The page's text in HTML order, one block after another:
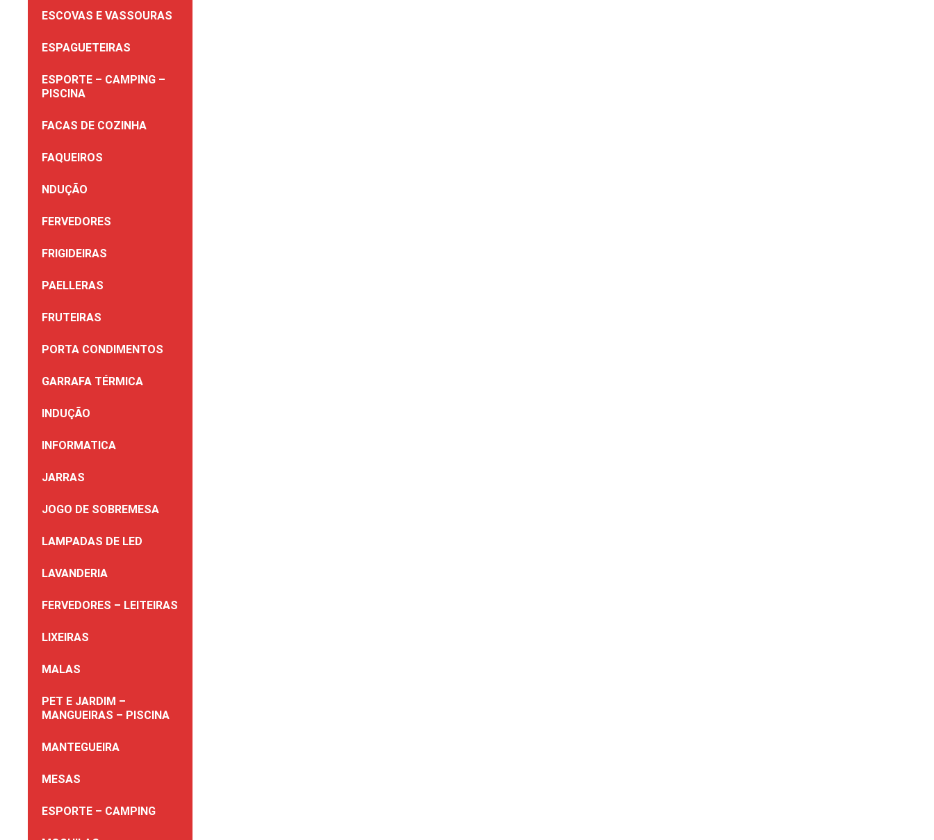
ESCOVAS E VASSOURAS
ESPAGUETEIRAS
ESPORTE – CAMPING –
PISCINA
FACAS DE COZINHA
FAQUEIROS
NDUÇÃO
FERVEDORES
FRIGIDEIRAS
PAELLERAS
FRUTEIRAS
PORTA CONDIMENTOS
GARRAFA TÉRMICA
INDUÇÃO
INFORMATICA
JARRAS
JOGO DE SOBREMESA
LAMPADAS DE LED
LAVANDERIA
FERVEDORES – LEITEIRAS
LIXEIRAS
MALAS
PET E JARDIM –
MANGUEIRAS – PISCINA
MANTEGUEIRA
MESAS
ESPORTE – CAMPING